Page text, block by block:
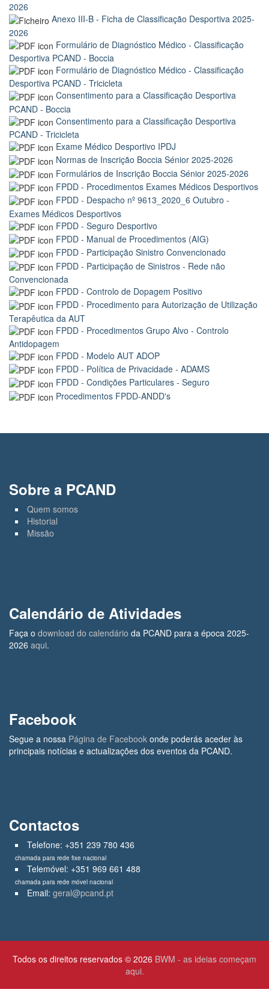
2026
Anexo III-B - Ficha de Classificação Desportiva 2025-
2026
Formulário de Diagnóstico Médico - Classificação
Desportiva PCAND - Boccia
Formulário de Diagnóstico Médico - Classificação
Desportiva PCAND - Tricicleta
Consentimento para a Classificação Desportiva
PCAND - Boccia
Consentimento para a Classificação Desportiva
PCAND - Tricicleta
Exame Médico Desportivo IPDJ
Normas de Inscrição Boccia Sénior 2025-2026
Formulários de Inscrição Boccia Sénior 2025-2026
FPDD - Procedimentos Exames Médicos Desportivos
FPDD - Despacho nº 9613_2020_6 Outubro -
Exames Médicos Desportivos
FPDD - Seguro Desportivo
FPDD - Manual de Procedimentos (AIG)
FPDD - Participação Sinistro Convencionado
FPDD - Participação de Sinistros - Rede não
Convencionada
FPDD - Controlo de Dopagem Positivo
FPDD - Procedimento para Autorização de Utilização
Terapêutica da AUT
FPDD - Procedimentos Grupo Alvo - Controlo
Antidopagem
FPDD - Modelo AUT ADOP
FPDD - Política de Privacidade - ADAMS
FPDD - Condições Particulares - Seguro
Procedimentos FPDD-ANDD's
Sobre a PCAND
Quem somos
Historial
Missão
Calendário de Atividades
Faça o download do calendário da PCAND para a época 2025-
2026 aqui.
Facebook
Segue a nossa Página de Facebook onde poderás aceder às
principais notícias e actualizações dos eventos da PCAND.
Contactos
Telefone: +351 239 780 436
chamada para rede fixe nacional
Telemóvel: +351 969 661 488
chamada para rede móvel nacional
Email: geral@pcand.pt
Todos os direitos reservados © 2026 BWM - as ideias começam
aqui.